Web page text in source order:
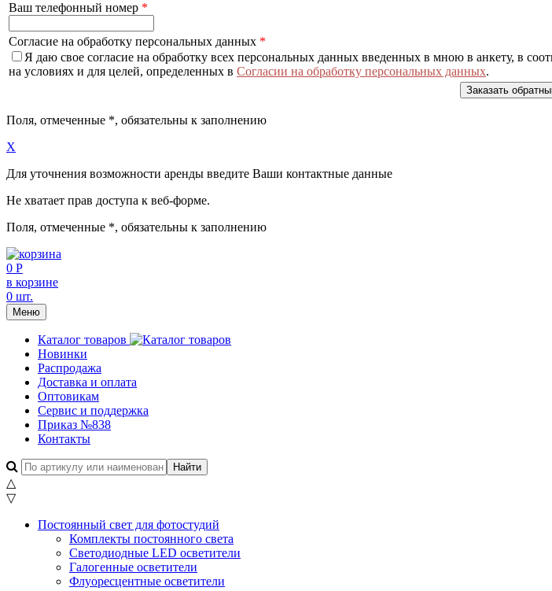
Ваш телефонный номер *
Согласие на обработку персональных данных *
Я даю свое согласие на обработку всех персональных данных введенных в мною в анкету, в
на условиях и для целей, определенных в Согласии на обработку персональных данных.
Поля, отмеченные *, обязательны к заполнению
X
Для уточнения возможности аренды введите Ваши контактные данные
Не хватает прав доступа к веб-форме.
Поля, отмеченные *, обязательны к заполнению
0 Р
в корзине
0 шт.
Меню
Каталог товаров
Новинки
Распродажа
Доставка и оплата
Оптовикам
Сервис и поддержка
Приказ №838
Контакты
△
▽
Постоянный свет для фотостудий
Комплекты постоянного света
Светодиодные LED осветители
Галогенные осветители
Флуоресцентные осветители